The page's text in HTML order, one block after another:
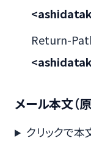
Return-
メール本文（
クリックで本